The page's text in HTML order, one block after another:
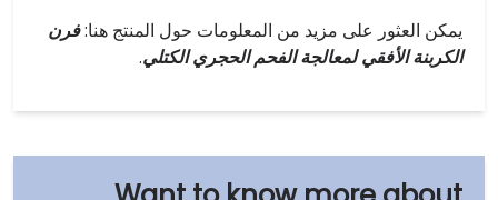
يمكن العثور على مزيد من المعلومات حول المنتج هنا:فرن
الكربنة الأفقي لمعالجة الفحم الحجري الكتلي.